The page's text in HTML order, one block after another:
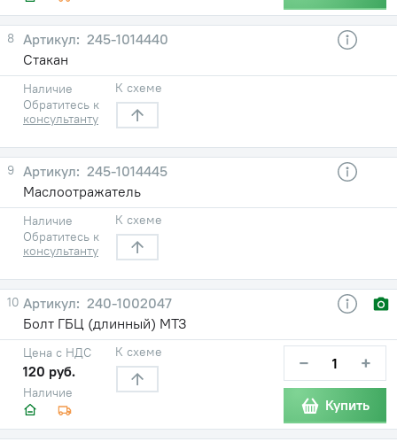
8
245-1014440
Стакан
Наличие
Обратитесь к
консультанту
К схеме
9
245-1014445
Маслоотражатель
Наличие
Обратитесь к
консультанту
К схеме
10
240-1002047
Болт ГБЦ (длинный) МТЗ
Наличие
Цена с НДС
120 руб.
К схеме − +
Купить